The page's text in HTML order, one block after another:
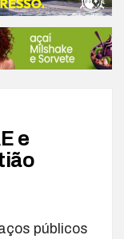
e
públicos